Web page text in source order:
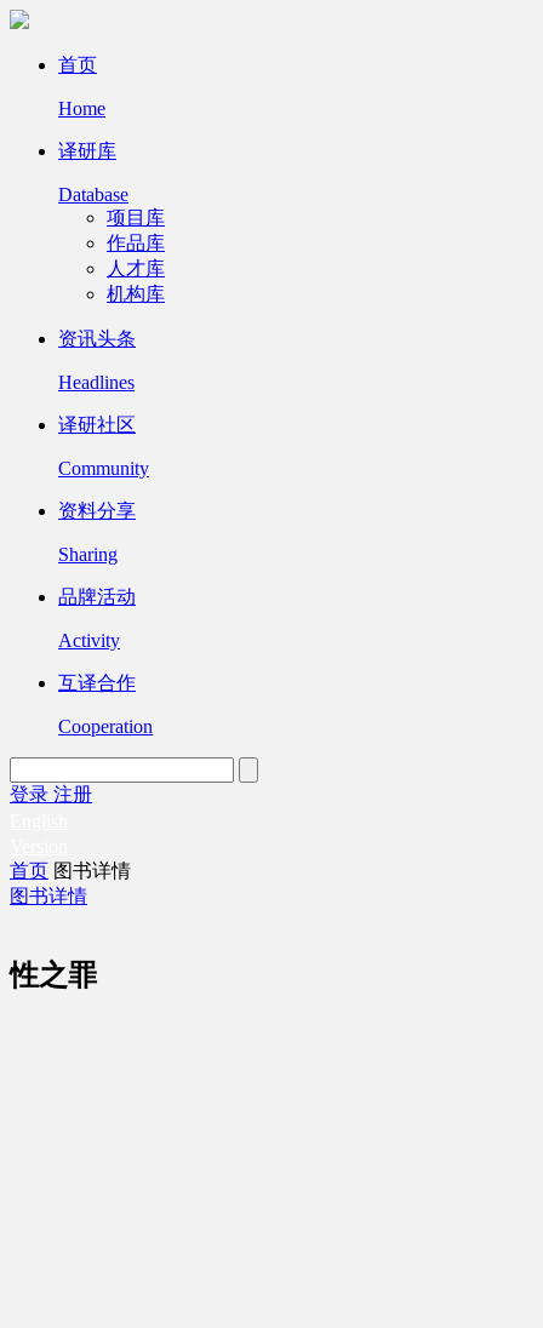
首页
Home
译研库
Database
项目库
作品库
人才库
机构库
资讯头条
Headlines
译研社区
Community
资料分享
Sharing
品牌活动
Activity
互译合作
Cooperation
登录 注册
首页 图书详情
图书详情
性之罪